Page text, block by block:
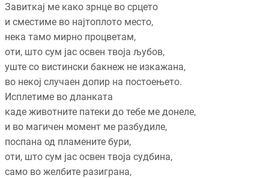
Завиткај ме како зрнце во срцето
и сместиме во најтоплото место,
нека тамо мирно процветам,
оти, што сум јас освен твоја љубов,
уште со вистински бакнеж не изкажана,
во некој случаен допир на постоењето.
Исплетиме во дланката
каде животните патеки до тебе ме донеле,
и во магичен момент ме разбудиле,
поспана од пламените бури,
оти, што сум јас освен твоја судбина,
само во желбите разиграна,